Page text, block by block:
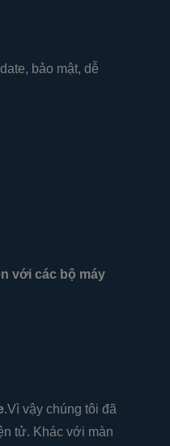
bảo mật, dễ
với các bộ máy
.Vì vậy chúng tôi đã
tử. Khác với màn